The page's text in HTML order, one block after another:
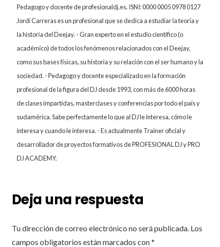
Pedagogo y docente de profesionaldj.es. ISNI: 0000 0005 0978 0127
Jordi Carreras es un profesional que se dedica a estudiar la teoría y
la historia del Deejay. - Gran experto en el estudio científico (o
académico) de todos los fenómenos relacionados con el Deejay,
como sus bases físicas, su historia y su relación con el ser humano y la
sociedad. - Pedagogo y docente especializado en la formación
profesional de la figura del DJ desde 1993, con más de 6000 horas
de clases impartidas, masterclases y conferencias por todo el país y
sudamérica. Sabe perfectamente lo que al DJ le interesa, cómo le
interesa y cuando le interesa. - Es actualmente Trainer oficial y
desarrollador de proyectos formativos de PROFESIONAL DJ y PRO
DJ ACADEMY.
Deja una respuesta
Tu dirección de correo electrónico no será publicada. Los
campos obligatorios están marcados con*